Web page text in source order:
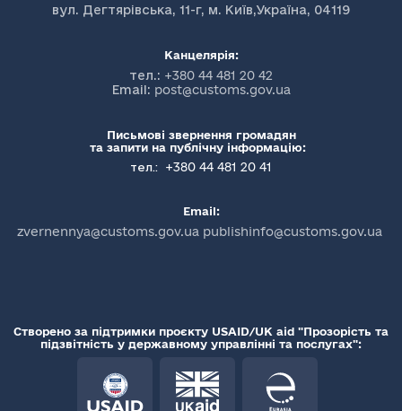
вул. Дегтярівська, 11-г, м. Київ,Україна, 04119
Канцелярія:
тел.: +380 44 481 20 42
Email: post@customs.gov.ua
Письмові звернення громадян
та запити на публічну інформацію:
тел.:
+380 44 481 20 41
Email:
zvernennya@customs.gov.ua publishinfo@customs.gov.ua
Створено за підтримки проєкту USAID/UK aid "Прозорість та
підзвітність у державному управлінні та послугах":